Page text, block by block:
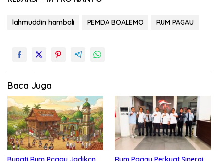
lahmuddin hambali PEMDA BOALEMO RUM PAGAU
Baca Juga
Bupati Rum Pagau Jadikan
Rum Pagau Perkuat Sinergi